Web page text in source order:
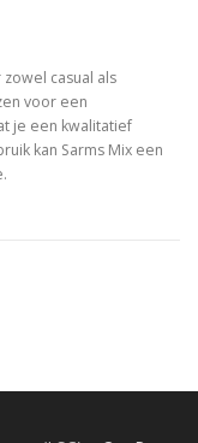
casual als
voor een
je een kwalitatief
kan Sarms Mix een